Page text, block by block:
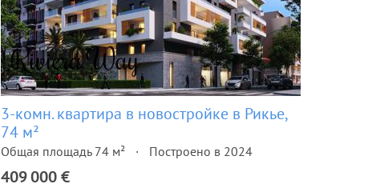
3-комн. квартира в новостройке в Рикье,
74 м²
Общая площадь 74 м² Построено в 2024
409 000 €